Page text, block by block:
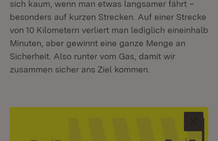
sich kaum, wenn man etwas langsamer fährt –
besonders auf kurzen Strecken. Auf einer Strecke
von 10 Kilometern verliert man lediglich eineinhalb
Minuten, aber gewinnt eine ganze Menge an
Sicherheit. Also runter vom Gas, damit wir
zusammen sicher ans Ziel kommen.